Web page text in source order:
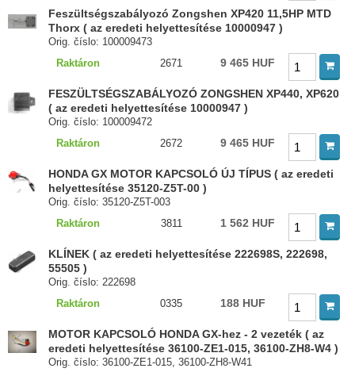
Feszültségszabályozó Zongshen XP420 11,5HP MTD
Thorx ( az eredeti helyettesítése 10000947 )
Orig. číslo: 100009473
Raktáron
2671 9 465 HUF
FESZÜLTSÉGSZABÁLYOZÓ ZONGSHEN XP440, XP620
( az eredeti helyettesítése 10000947 )
Orig. číslo: 100009472
Raktáron
2672 9 465 HUF
HONDA GX MOTOR KAPCSOLÓ ÚJ TÍPUS ( az eredeti
helyettesítése 35120-Z5T-00 )
Orig. číslo: 35120-Z5T-003
Raktáron
3811 1 562 HUF
KLÍNEK ( az eredeti helyettesítése 222698S, 222698,
55505 )
Orig. číslo: 222698
Raktáron
0335 188 HUF
MOTOR KAPCSOLÓ HONDA GX-hez - 2 vezeték ( az
eredeti helyettesítése 36100-ZE1-015, 36100-ZH8-W4 )
Orig. číslo: 36100-ZE1-015, 36100-ZH8-W41